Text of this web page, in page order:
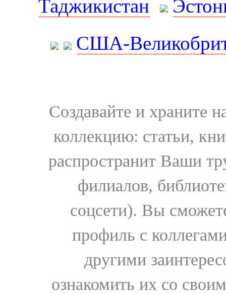
Таджикистан
США-
Создавайте и храните
коллекцию: статьи,
распространит Ваши
филиалов,
соцсети). Вы
профиль с
другими
ознакомить их со